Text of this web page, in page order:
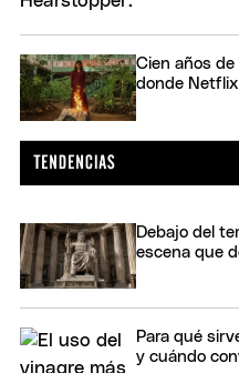
Cien años de
donde
Debajo del
escena que
Para qué
y cuándo